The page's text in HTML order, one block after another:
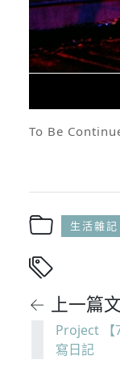
To Be
生活雜記
← 上一篇
Project 【
寫日記